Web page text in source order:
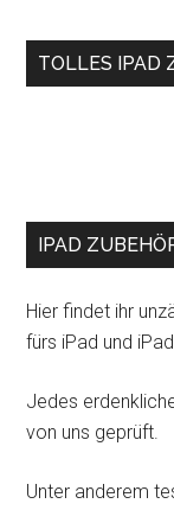
TOLLES IPAD
IPAD
Hier findet ihr
fürs iPad und
Jedes
von uns geprüft.
Unter anderem